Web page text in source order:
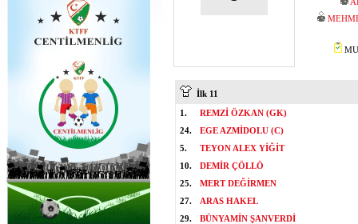
İlk 11
1.
REMZİ ÖZKAN (GK)
24.
EGE AZMİDOLU (C)
5.
TEYON ALEX YİĞİT
10.
DEMİR ÇÖLLÖ
25.
MERT DEĞİRMEN
27.
ARAS HAKEL
29.
BÜNYAMİN ŞANVERDİ